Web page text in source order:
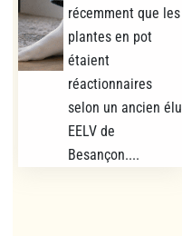
récemment que les
plantes en pot
étaient
réactionnaires
selon un ancien élu
EELV de
Besançon....